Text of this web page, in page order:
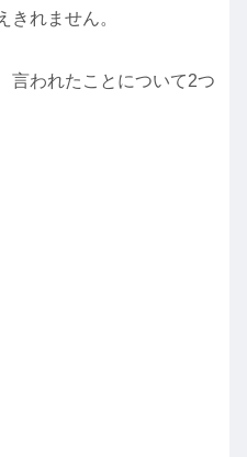
きれません。
言われたことについて2つ